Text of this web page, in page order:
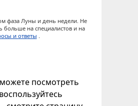
фаза Луны и день недели. Не
больше на специалистов и на
и ответы .
можете посмотреть